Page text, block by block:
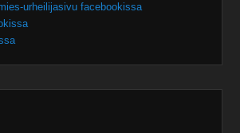
urheilijasivu facebookissa